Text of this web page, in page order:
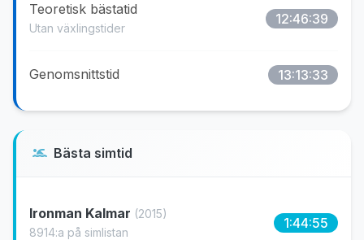
Teoretisk bästatid
Utan växlingstider
12:46:39
Genomsnittstid 13:13:33
Bästa simtid
Ironman Kalmar (2015)
8914:a på simlistan
1:44:55